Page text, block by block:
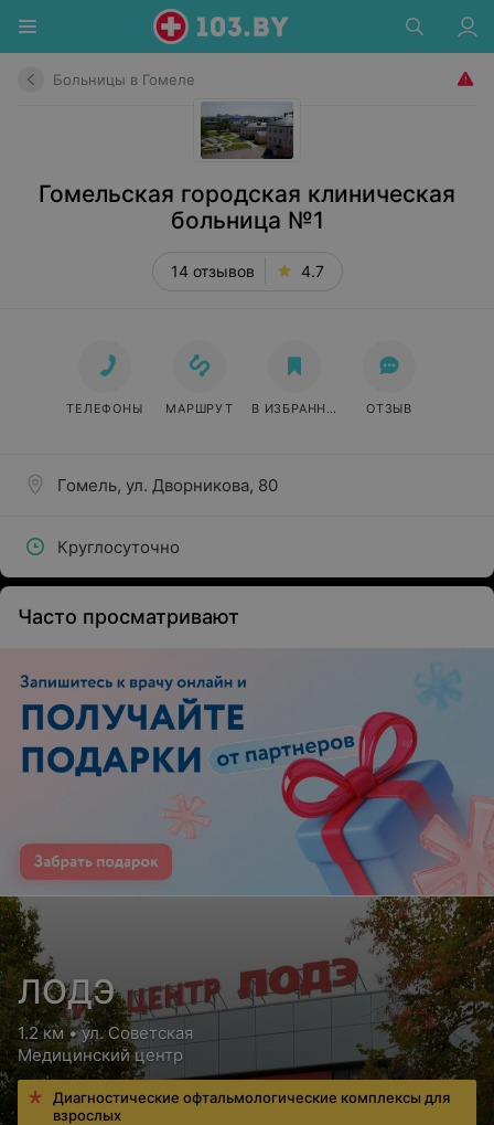
Больницы в Гомеле
Гомельская городская клиническая
больница №1
14 отзывов 4.7
Гомель, ул. Дворникова, 80
Круглосуточно
ТЕЛЕФОНЫ МАРШРУТ В ИЗБРАННОЕ ОТЗЫВ
Часто просматривают
ЛОДЭ
1.2 км • ул. Советская
Медицинский центр
Диагностические офтальмологические комплексы для
взрослых